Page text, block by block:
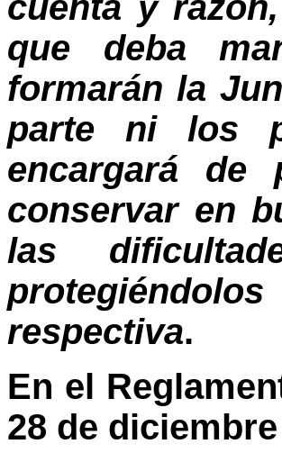
que deba
formarán la
parte ni los
encargará de
conservar en
las
respectiva.
En el
28 de